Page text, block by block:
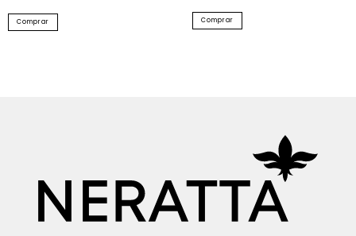
Comprar Comprar